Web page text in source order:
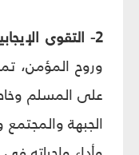
2- التقوى الإيجابية:
وروح المؤمن،
على المسلم
الجبهة